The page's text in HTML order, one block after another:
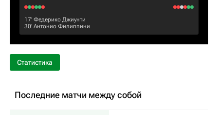
17‎’‎ Федерико Джиунти
30‎’‎ Антонио Филиппини
Статистика
Последние матчи между собой